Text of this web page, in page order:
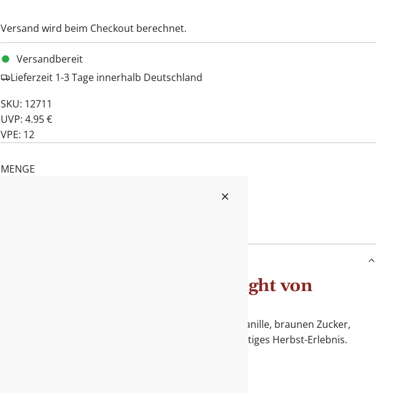
Versand wird beim Checkout berechnet.
Versandbereit
Lieferzeit 1-3 Tage innerhalb Deutschland
SKU: 12711
UVP: 4.95 €
VPE: 12
MENGE
Pumpkin French Toast Daylight von
Der Duft von Pumpkin French Toast vereint Kürbis, Vanille, braunen Zucker,
Toffee, Ahornbutter, Zimt und Muskat für ein einzigartiges Herbst-Erlebnis.